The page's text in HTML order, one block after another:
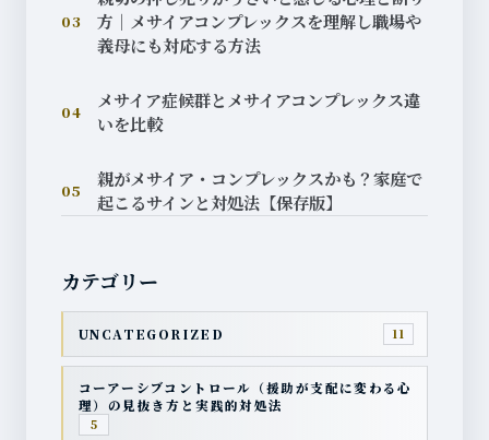
03
方｜メサイアコンプレックスを理解し職場や
義母にも対応する方法
04
メサイア症候群とメサイアコンプレックス違
いを比較
05
親がメサイア・コンプレックスかも？家庭で
起こるサインと対処法【保存版】
カテゴリー
UNCATEGORIZED 11
コーアーシブコントロール（援助が支配に変わる心
理）の見抜き方と実践的対処法
5